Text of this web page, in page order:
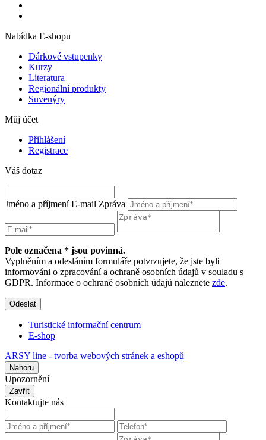
Nabídka E-shopu
Dárkové vstupenky
Kurzy
Literatura
Regionální produkty
Suvenýry
Můj účet
Přihlášení
Registrace
Váš dotaz
Jméno a příjmení E-mail Zpráva
Pole označena * jsou povinná.
Vyplněním a odesláním formuláře potvrzujete, že jste byli
informováni o zpracování a ochraně osobních údajů v souladu s
GDPR. Informace o ochraně osobních údajů naleznete zde.
Odeslat
Turistické informační centrum
E-shop
ARSY line - tvorba webových stránek a eshopů
Nahoru
Upozornění
Zavřít
Kontaktujte nás